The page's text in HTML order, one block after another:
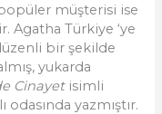
popüler müşterisi ise
Agatha Türkiye ‘ye
bir şekilde
yukarda
Cinayetisimli
yazmıştır.